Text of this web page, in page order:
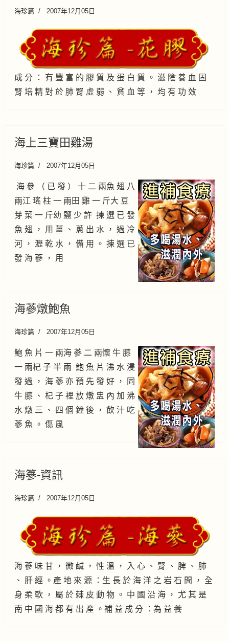
海珍篇 2007年12月05日
成 分 ： 有 豐 富 的 膠 質 及 蛋 白 質 。 滋 陰 養 血 固
腎 培 精 對 於 肺 腎 虛 弱 、 貧 血 等 ， 均 有 功 效
海上三寶田雞湯
海珍篇 2007年12月05日
海 參 （ 已 發 ） 十 二 兩魚 翅 八
兩江 瑤 柱 一 兩田 雞 一 斤大 豆
芽 菜 一 斤幼 鹽 少 許 揀 選 已 發
魚 翅 ， 用 薑 、 蔥 出 水 ， 過 冷
河 ， 瀝 乾 水 ， 備 用 。 揀 選 已
發 海 蔘 ， 用
海蔘燉鮑魚
海珍篇 2007年12月05日
鮑 魚 片 一 兩海 蔘 二 兩懷 牛 膝
一 兩杞 子 半 兩 鮑 魚 片 沸 水 浸
發 過 ， 海 蔘 亦 預 先 發 好 ， 同
牛 膝 、 杞 子 裡 放 燉 盅 內 加 沸
水 燉 三 、 四 個 鐘 後 ， 飲 汁 吃
蔘 魚 。 傷 風
海篸-資訊
海珍篇 2007年12月05日
海 蔘 味 甘 ， 微 鹹 ， 性 溫 ， 入 心 、 腎 、 脾 、 肺
、 肝 經 。產 地 來 源 ：生 長 於 海 洋 之 岩 石 間 ， 全
身 柔 軟 ， 屬 於 棘 皮 動 物 。 中 國 沿 海 ， 尤 其 是
南 中 國 海 都 有 出 產 。補 益 成 分 ：為 益 養